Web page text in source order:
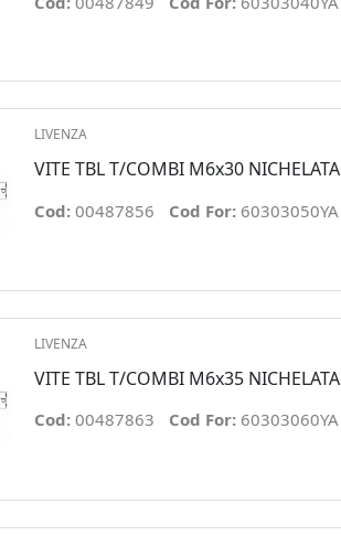
LIVENZA
VITE TBL T/COMBI M6x30 NICHELATA
Cod: 00487856 Cod For: 60303050YA
LIVENZA
VITE TBL T/COMBI M6x35 NICHELATA
Cod: 00487863 Cod For: 60303060YA